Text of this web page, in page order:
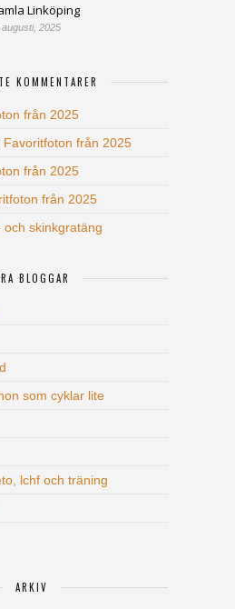
Linköping
augusti, 2025
KOMMENTARER
från 2025
Favoritfoton från 2025
från 2025
från 2025
och skinkgratäng
BLOGGAR
som cyklar lite
lchf och träning
ARKIV